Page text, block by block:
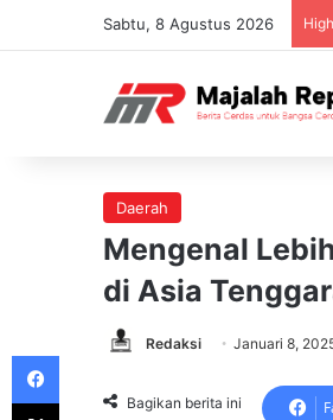
Sabtu, 8 Agustus 2026
Daerah
Mengenal
di Asia
Redaksi Januari 8,
Bagikan berita ini
Facebook
X